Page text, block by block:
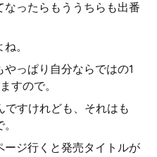
ったらもううちらも出番
。
っぱり自分ならではの1
すので。
ですけれども、それはも
ジ行くと発売タイトルが